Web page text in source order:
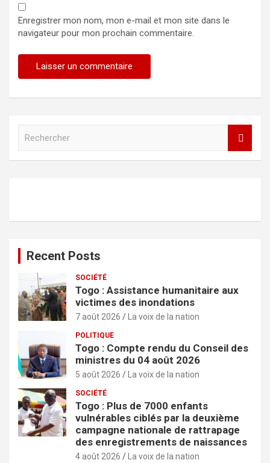
Enregistrer mon nom, mon e-mail et mon site dans le
navigateur pour mon prochain commentaire.
h
Recent Posts
SOCIÉTÉ
Togo : Assistance humanitaire aux
victimes des inondations
7 août 2026 La voix de la nation
POLITIQUE
Togo : Compte rendu du Conseil des
ministres du 04 août 2026
5 août 2026 La voix de la nation
SOCIÉTÉ
Togo : Plus de 7000 enfants
vulnérables ciblés par la deuxième
campagne nationale de rattrapage
des enregistrements de naissances
4 août 2026 La voix de la nation